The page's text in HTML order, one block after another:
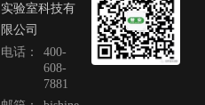
电话：
400-
608-
7881
实验室科技有
限公司